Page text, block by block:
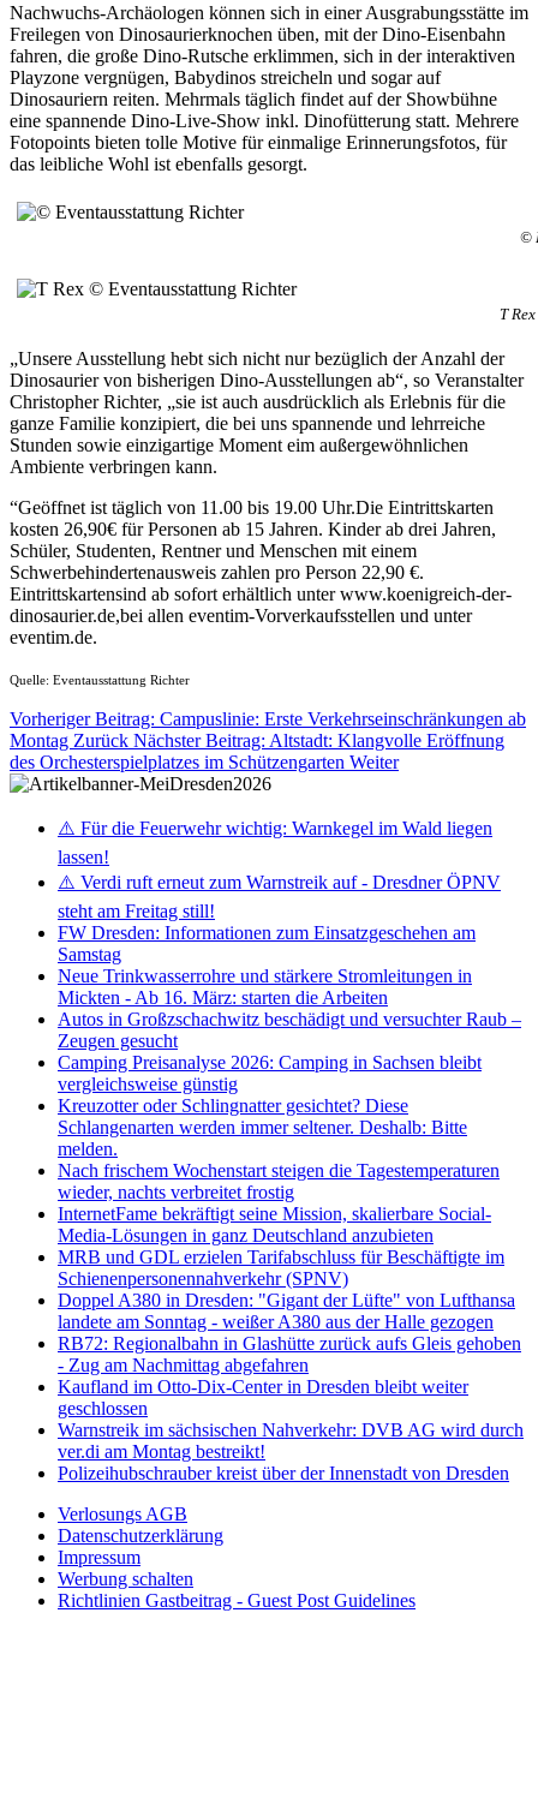
Nachwuchs-Archäologen können sich in einer Ausgrabungsstätte im
Freilegen von Dinosaurierknochen üben, mit der Dino-Eisenbahn
fahren, die große Dino-Rutsche erklimmen, sich in der interaktiven
Playzone vergnügen, Babydinos streicheln und sogar auf
Dinosauriern reiten. Mehrmals täglich findet auf der Showbühne
eine spannende Dino-Live-Show inkl. Dinofütterung statt. Mehrere
Fotopoints bieten tolle Motive für einmalige Erinnerungsfotos, für
das leibliche Wohl ist ebenfalls gesorgt.
©
T
„Unsere Ausstellung hebt sich nicht nur bezüglich der Anzahl der
Dinosaurier von bisherigen Dino-Ausstellungen ab“, so Veranstalter
Christopher Richter, „sie ist auch ausdrücklich als Erlebnis für die
ganze Familie konzipiert, die bei uns spannende und lehrreiche
Stunden sowie einzigartige Moment eim außergewöhnlichen
Ambiente verbringen kann.
“Geöffnet ist täglich von 11.00 bis 19.00 Uhr.Die Eintrittskarten
kosten 26,90€ für Personen ab 15 Jahren. Kinder ab drei Jahren,
Schüler, Studenten, Rentner und Menschen mit einem
Schwerbehindertenausweis zahlen pro Person 22,90 €.
Eintrittskartensind ab sofort erhältlich unter www.koenigreich-der-
dinosaurier.de,bei allen eventim-Vorverkaufsstellen und unter
eventim.de.
Quelle: Eventausstattung Richter
Vorheriger Beitrag: Campuslinie: Erste Verkehrseinschränkungen ab
Montag Zurück Nächster Beitrag: Altstadt: Klangvolle Eröffnung
des Orchesterspielplatzes im Schützengarten Weiter
⚠️ Für die Feuerwehr wichtig: Warnkegel im Wald liegen
lassen!
⚠️ Verdi ruft erneut zum Warnstreik auf - Dresdner ÖPNV
steht am Freitag still!
FW Dresden: Informationen zum Einsatzgeschehen am
Samstag
Neue Trinkwasserrohre und stärkere Stromleitungen in
Mickten - Ab 16. März: starten die Arbeiten
Autos in Großzschachwitz beschädigt und versuchter Raub –
Zeugen gesucht
Camping Preisanalyse 2026: Camping in Sachsen bleibt
vergleichsweise günstig
Kreuzotter oder Schlingnatter gesichtet? Diese
Schlangenarten werden immer seltener. Deshalb: Bitte
melden.
Nach frischem Wochenstart steigen die Tagestemperaturen
wieder, nachts verbreitet frostig
InternetFame bekräftigt seine Mission, skalierbare Social-
Media-Lösungen in ganz Deutschland anzubieten
MRB und GDL erzielen Tarifabschluss für Beschäftigte im
Schienenpersonennahverkehr (SPNV)
Doppel A380 in Dresden: "Gigant der Lüfte" von Lufthansa
landete am Sonntag - weißer A380 aus der Halle gezogen
RB72: Regionalbahn in Glashütte zurück aufs Gleis gehoben
- Zug am Nachmittag abgefahren
Kaufland im Otto-Dix-Center in Dresden bleibt weiter
geschlossen
Warnstreik im sächsischen Nahverkehr: DVB AG wird durch
ver.di am Montag bestreikt!
Polizeihubschrauber kreist über der Innenstadt von Dresden
Verlosungs AGB
Datenschutzerklärung
Impressum
Werbung schalten
Richtlinien Gastbeitrag - Guest Post Guidelines